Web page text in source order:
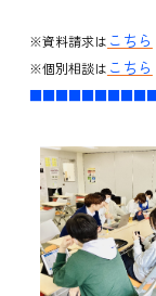
※資料請求は こちら
※個別相談は こちら